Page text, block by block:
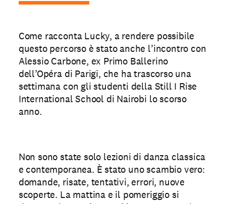
Come racconta Lucky, a rendere possibile
questo percorso è stato anche l’incontro con
Alessio Carbone, ex Primo Ballerino
dell’Opéra di Parigi, che ha trascorso una
settimana con gli studenti della Still I Rise
International School di Nairobi lo scorso
anno.
Non sono state solo lezioni di danza classica
e contemporanea. È stato uno scambio vero:
domande, risate, tentativi, errori, nuove
scoperte. La mattina e il pomeriggio si